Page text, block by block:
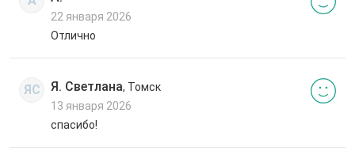
22 января 2026
Отлично
ЯС Я. Светлана, Томск
13 января 2026
спасибо!